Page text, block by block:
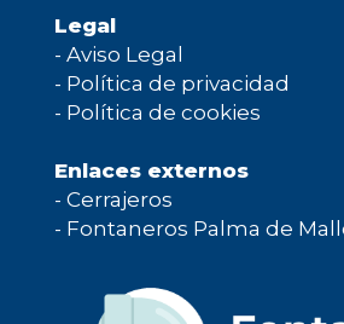
Legal
- Aviso Legal
- Política de privacidad
- Política de cookies
Enlaces externos
- Cerrajeros
- Fontaneros Palma de